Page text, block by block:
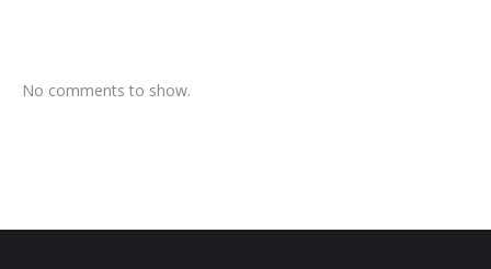
No comments to show.